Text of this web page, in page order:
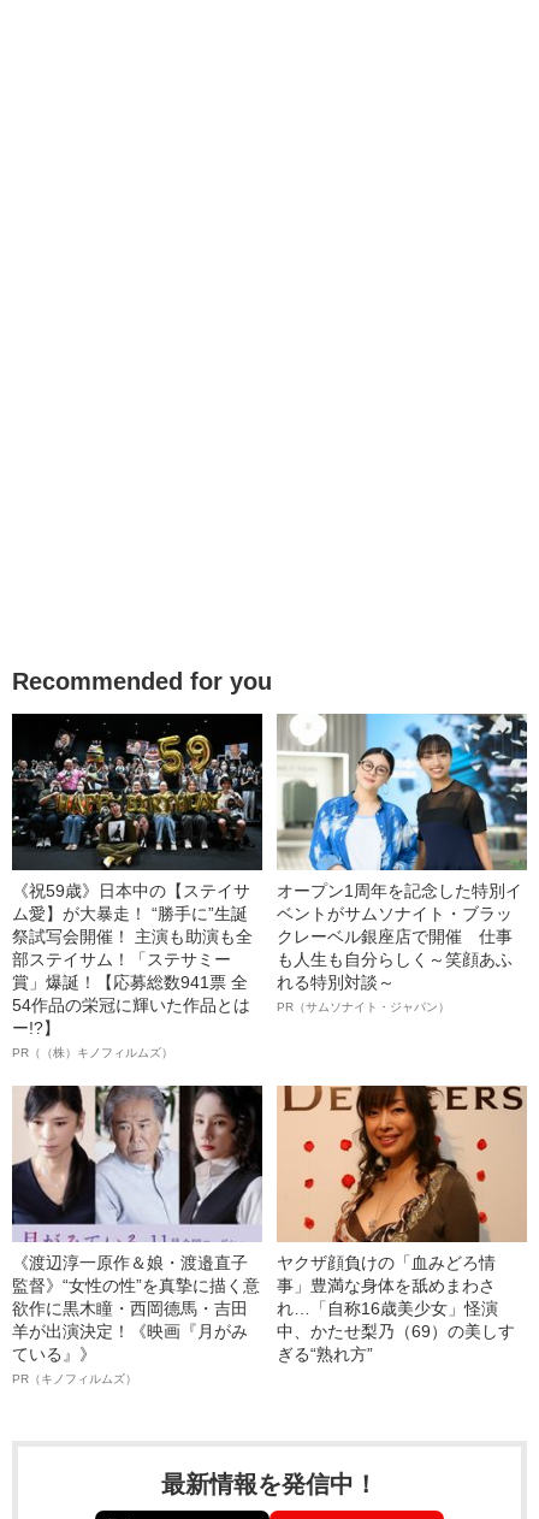
Recommended for you
《祝59歳》日本中の【ステイサ
ム愛】が大暴走！ “勝手に”生誕
祭試写会開催！ 主演も助演も全
部ステイサム！「ステサミー
賞」爆誕！【応募総数941票 全
54作品の栄冠に輝いた作品とは
ー!?】
PR（（株）キノフィルムズ）
オープン1周年を記念した特別イ
ベントがサムソナイト・ブラッ
クレーベル銀座店で開催 仕事
も人生も自分らしく～笑顔あふ
れる特別対談～
PR（サムソナイト・ジャパン）
《渡辺淳一原作＆娘・渡邉直子
監督》“女性の性”を真摯に描く意
欲作に黒木瞳・西岡德馬・吉田
羊が出演決定！《映画『月がみ
ている』》
PR（キノフィルムズ）
ヤクザ顔負けの「血みどろ情
事」豊満な身体を舐めまわさ
れ…「自称16歳美少女」怪演
中、かたせ梨乃（69）の美しす
ぎる“熟れ方”
最新情報を発信中！